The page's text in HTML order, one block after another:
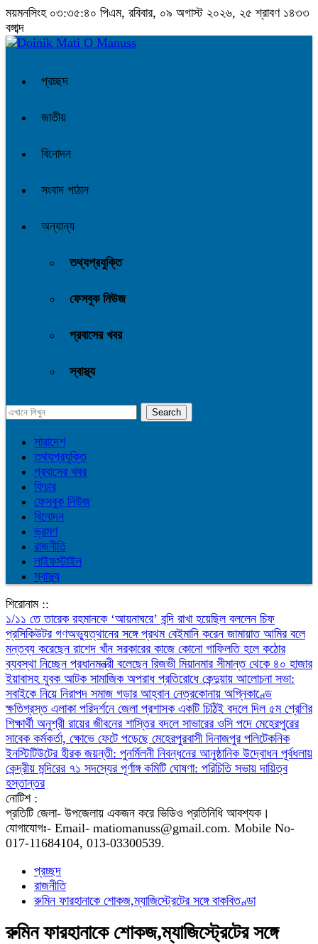
ময়মনসিংহ ০৩:৩৫:৪১ পিএম, রবিবার, ০৯ অগাস্ট ২০২৬, ২৫ শ্রাবণ ১৪৩৩
বঙ্গাব্দ
প্রচ্ছদ
জাতীয়
বিনোদন
সংবাদ পাঠান
অন্যান্য
তথ্যপ্রযুক্তি
ফেসবুক নিউজ
প্রবাসের খবর
স্বাস্থ্য
সারাদেশ
তথ্যপ্রযুক্তি
প্রবাসের খবর
ফিচার
ফেসবুক নিউজ
বিনোদন
ভ্রমণ
রাজনীতি
লাইফস্টাইল
স্বাস্থ্য
শিরোনাম ::
১/১১ তে তারেক রহমানকে ‘আয়নাঘরে’ বন্দি রাখা হয়েছিল বললেন চিফ
প্রসিকিউটর গণঅভ্যুত্থানের সঙ্গে প্রথম বেইমানি করেন জামায়াত আমির বলে
মন্তব্য করেছেন রাশেদ খাঁন সরকারের কাজে কোনো গাফিলতি হলে কঠোর
ব্যবস্থা নিচ্ছেন প্রধানমন্ত্রী বলেছেন রিজভী মিয়ানমার সীমান্ত থেকে ৪০ হাজার
ইয়াবাসহ যুবক আটক সামাজিক অপরাধ প্রতিরোধে কেন্দুয়ায় আলোচনা সভা:
সবাইকে নিয়ে নিরাপদ সমাজ গড়ার আহ্বান নেত্রকোনায় অগ্নিকাণ্ডে
ক্ষতিগ্রস্ত এলাকা পরিদর্শনে জেলা প্রশাসক একটি চিঠিই বদলে দিল ৫ম শ্রেণির
শিক্ষার্থী অনুশ্রী রায়ের জীবনের শাস্তির বদলে সাভারের ওসি পদে মেহেরপুরের
সাবেক কর্মকর্তা, ক্ষোভে ফেটে পড়েছে মেহেরপুরবাসী দিনাজপুর পলিটেকনিক
ইনস্টিটিউটের হীরক জয়ন্তী: পুনর্মিলনী নিবন্ধনের আনুষ্ঠানিক উদ্বোধন পূর্বধলায়
কেন্দ্রীয় মন্দিরের ৭১ সদস্যের পূর্ণাঙ্গ কমিটি ঘোষণা: পরিচিতি সভায় দায়িত্ব
হস্তান্তর
নোটিশ :
প্রতিটি জেলা- উপজেলায় একজন করে ভিডিও প্রতিনিধি আবশ্যক।
যোগাযোগঃ- Email- matiomanuss@gmail.com. Mobile No-
017-11684104, 013-03300539.
প্রচ্ছদ
রাজনীতি
রুমিন ফারহানাকে শোকজ,ম্যাজিস্ট্রেটের সঙ্গে বাকবিতণ্ডা
রুমিন ফারহানাকে শোকজ,ম্যাজিস্ট্রেটের সঙ্গে